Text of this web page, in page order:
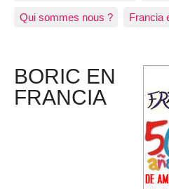
Qui sommes nous ? Francia
BORIC EN
FRANCIA